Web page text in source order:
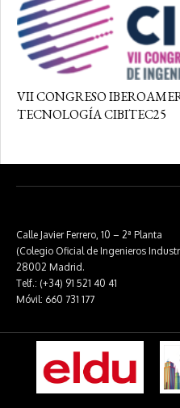
VII CONGRESO
TECNOLOGÍA CIBITEC25
Calle Javier Ferrero, 10 – 2ª Planta
(Colegio Oficial de Ingenieros
28002 Madrid.
Telf.: (+34) 91 521 40 41
Móvil: 660 731 177